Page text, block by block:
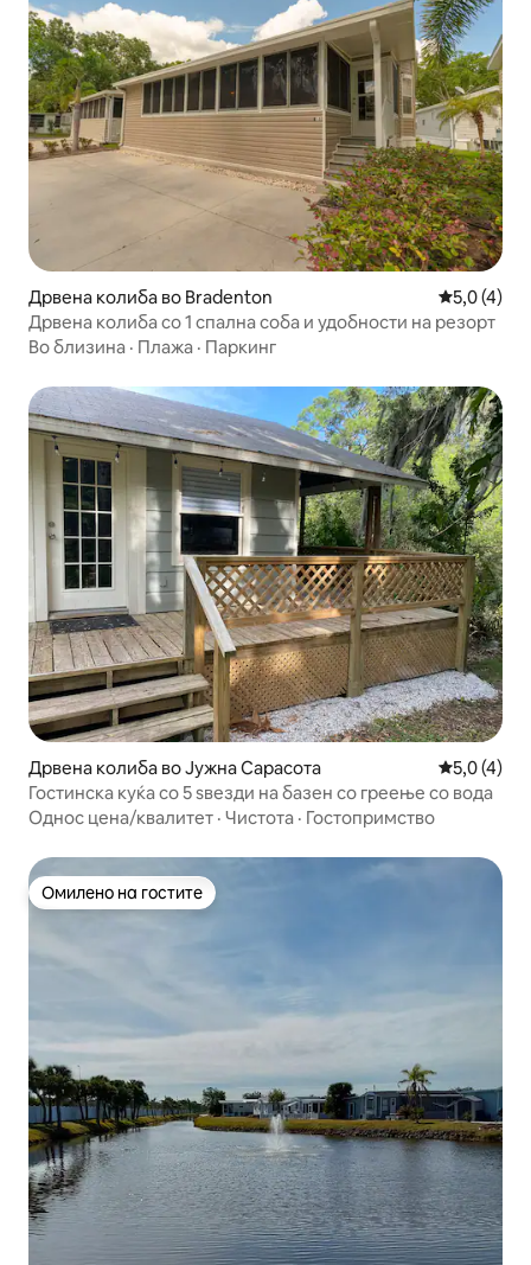
Дрвена колиба во Bradenton Просечна
5,0 (4)
Дрвена колиба со 1 спална соба и удобности на резорт
Во близина · Плажа · Паркинг
Дрвена колиба во Јужна Сарасота Просечна
5,0 (4)
Гостинска куќа со 5 ѕвезди на базен со греење со вода
Однос цена/квалитет · Чистота · Гостопримство
Омилено на гостите
Омилено на гостите